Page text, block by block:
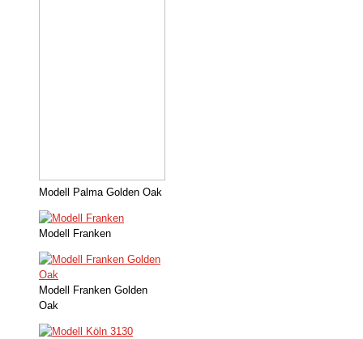
Modell Palma Golden Oak
Modell Franken
Modell Franken Golden
Oak